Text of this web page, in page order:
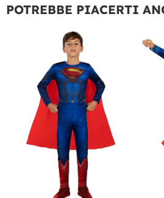
POTREBBE PIACERTI